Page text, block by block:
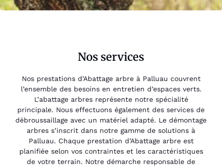
Nos services
Nos prestations d’Abattage arbre à Palluau couvrent
l’ensemble des besoins en entretien d’espaces verts.
L’abattage arbres représente notre spécialité
principale. Nous effectuons également des services de
débroussaillage avec un matériel adapté. Le démontage
arbres s’inscrit dans notre gamme de solutions à
Palluau. Chaque prestation d’Abattage arbre est
planifiée selon vos contraintes et les caractéristiques
de votre terrain. Notre démarche responsable de